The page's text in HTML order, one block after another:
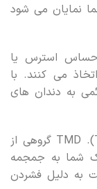
نمایان می شود
استرس یا
می کنند. با
به دندان های
اختلال عملکرد مفصل گیجگاهی فکی (TMD). TMD گروهی از
شما به جمجمه
به دلیل فشردن